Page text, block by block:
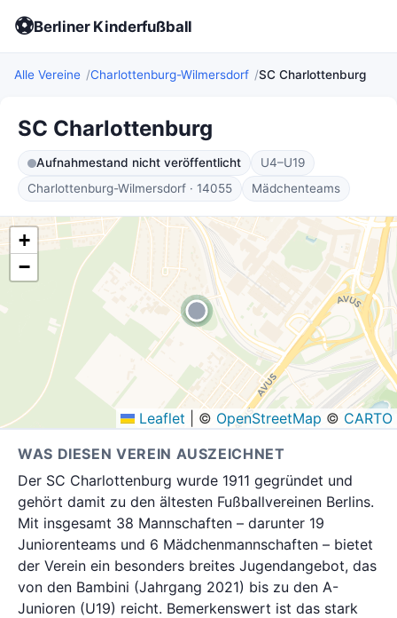
⚽Berliner Kinderfußball
Alle Vereine Charlottenburg-Wilmersdorf SC Charlottenburg
SC Charlottenburg
Aufnahmestand nicht veröffentlicht
U4–U19
Charlottenburg-Wilmersdorf · 14055
Mädchenteams
+
−
Leaflet © OpenStreetMap © CARTO
WAS DIESEN VEREIN AUSZEICHNET
Der SC Charlottenburg wurde 1911 gegründet und
gehört damit zu den ältesten Fußballvereinen Berlins.
Mit insgesamt 38 Mannschaften – darunter 19
Juniorenteams und 6 Mädchenmannschaften – bietet
der Verein ein besonders breites Jugendangebot, das
von den Bambini (Jahrgang 2021) bis zu den A-
Junioren (U19) reicht. Bemerkenswert ist das stark